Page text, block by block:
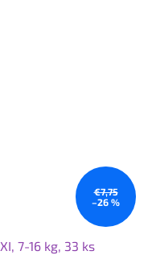
€7,75
–26 %
7-16 kg, 33 ks